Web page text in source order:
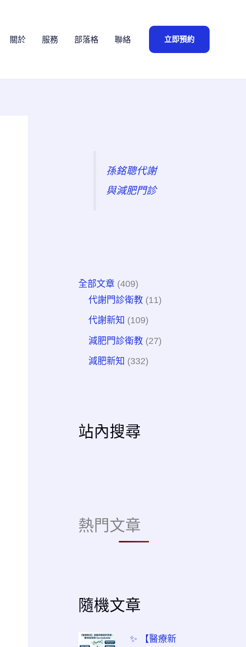
關於 服務 部落格 聯絡 立即預約
孫銘聰代謝
與減肥門診
全部文章 (409)
代謝門診衛教 (11)
代謝新知 (109)
減肥門診衛教 (27)
減肥新知 (332)
站內搜尋
熱門文章
隨機文章
✨ 【醫療新